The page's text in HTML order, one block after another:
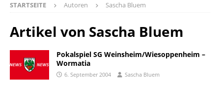
STARTSEITE Autoren Sascha Bluem
Artikel von Sascha Bluem
Pokalspiel SG Weinsheim/Wiesoppenheim –
Wormatia
6. September 2004 Sascha Bluem